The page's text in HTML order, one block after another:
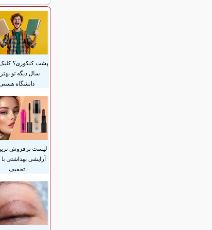
پشت کنکوری؟
سال دیگه تو
دانشگاه
لیست پرفروش
تخفیف